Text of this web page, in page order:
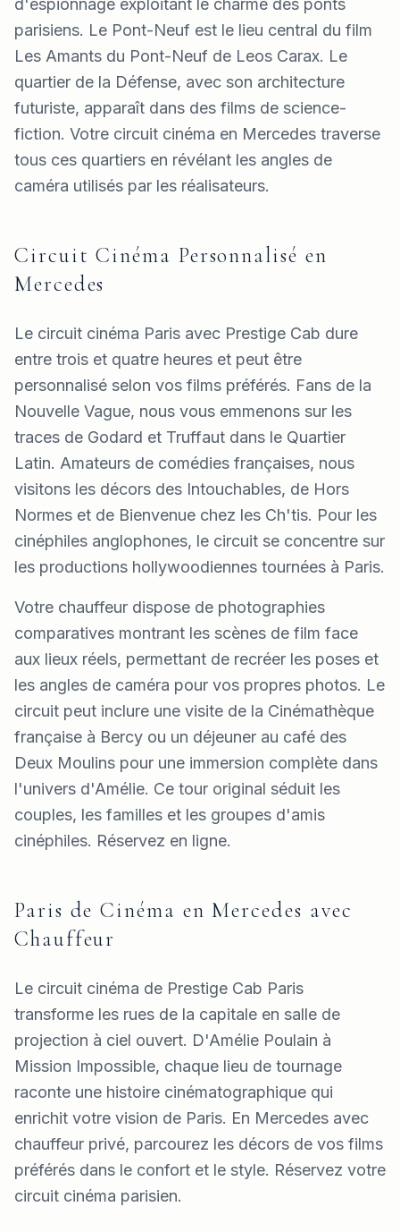
parisiens. Le Pont-Neuf est le lieu central du film
Les Amants du Pont-Neuf de Leos Carax. Le
quartier de la Défense, avec son architecture
futuriste, apparaît dans des films de science-
fiction. Votre circuit cinéma en Mercedes traverse
tous ces quartiers en révélant les angles de
caméra utilisés par les réalisateurs.
Circuit Cinéma Personnalisé en
Mercedes
Le circuit cinéma Paris avec Prestige Cab dure
entre trois et quatre heures et peut être
personnalisé selon vos films préférés. Fans de la
Nouvelle Vague, nous vous emmenons sur les
traces de Godard et Truffaut dans le Quartier
Latin. Amateurs de comédies françaises, nous
visitons les décors des Intouchables, de Hors
Normes et de Bienvenue chez les Ch'tis. Pour les
cinéphiles anglophones, le circuit se concentre sur
les productions hollywoodiennes tournées à Paris.
Votre chauffeur dispose de photographies
comparatives montrant les scènes de film face
aux lieux réels, permettant de recréer les poses et
les angles de caméra pour vos propres photos. Le
circuit peut inclure une visite de la Cinémathèque
française à Bercy ou un déjeuner au café des
Deux Moulins pour une immersion complète dans
l'univers d'Amélie. Ce tour original séduit les
couples, les familles et les groupes d'amis
cinéphiles. Réservez en ligne.
Paris de Cinéma en Mercedes avec
Chauffeur
Le circuit cinéma de Prestige Cab Paris
transforme les rues de la capitale en salle de
projection à ciel ouvert. D'Amélie Poulain à
Mission Impossible, chaque lieu de tournage
raconte une histoire cinématographique qui
enrichit votre vision de Paris. En Mercedes avec
chauffeur privé, parcourez les décors de vos films
préférés dans le confort et le style. Réservez votre
circuit cinéma parisien.